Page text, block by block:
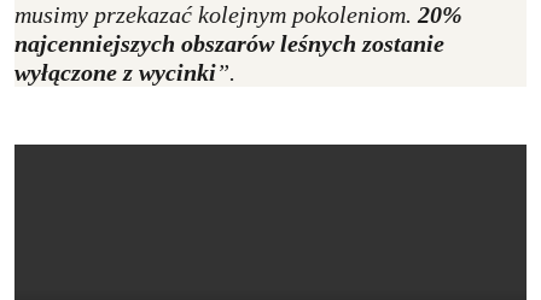
musimy przekazać kolejnym pokoleniom. 20%
najcenniejszych obszarów leśnych zostanie
wyłączone z wycinki”.